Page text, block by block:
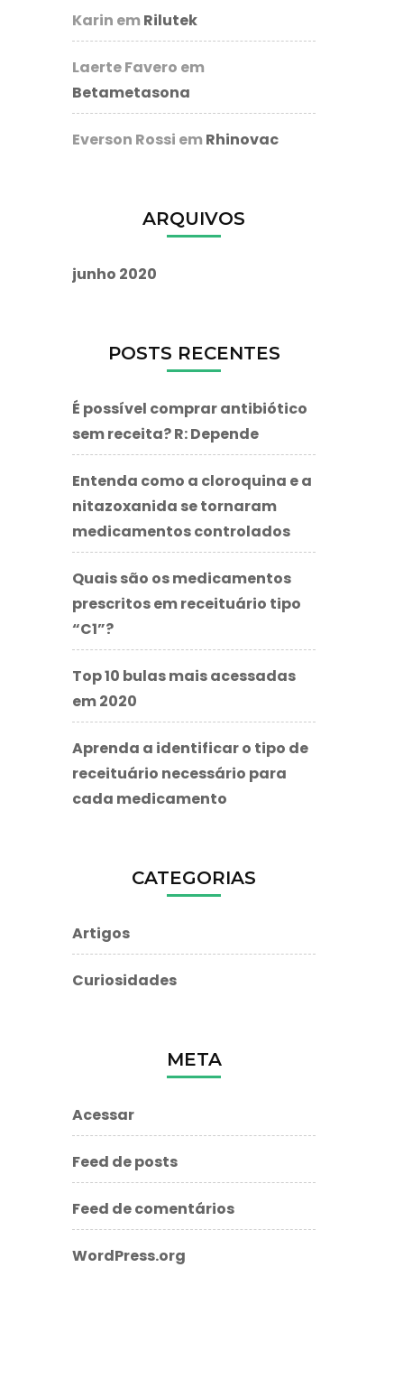
Karin em Rilutek
Laerte Favero em
Betametasona
Everson Rossi em Rhinovac
ARQUIVOS
junho 2020
POSTS RECENTES
É possível comprar antibiótico
sem receita? R: Depende
Entenda como a cloroquina e a
nitazoxanida se tornaram
medicamentos controlados
Quais são os medicamentos
prescritos em receituário tipo
“C1”?
Top 10 bulas mais acessadas
em 2020
Aprenda a identificar o tipo de
receituário necessário para
cada medicamento
CATEGORIAS
Artigos
Curiosidades
META
Acessar
Feed de posts
Feed de comentários
WordPress.org